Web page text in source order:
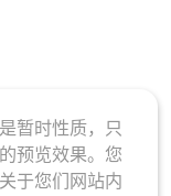
暂时性质，只
预览效果。您
于您们网站内